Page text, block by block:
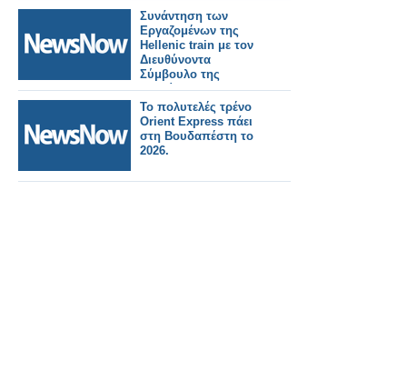
Συνάντηση των
Εργαζομένων της
Hellenic train με τον
Διευθύνοντα
Σύμβουλο της
εταιρίας Roberto
Rinaudo.
Το πολυτελές τρένο
Orient Express πάει
στη Βουδαπέστη το
2026.